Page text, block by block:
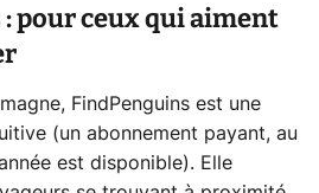
pour ceux qui aiment
FindPenguins est une
(un abonnement payant, au
est disponible). Elle